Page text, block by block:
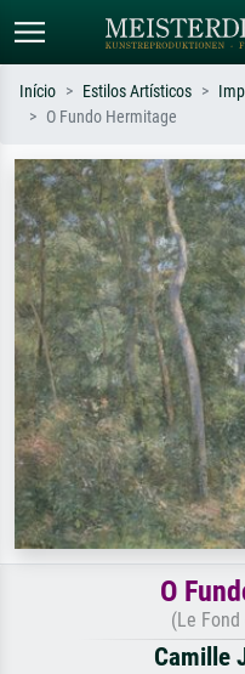
Pesquise por artista, título ou
ex: Monet, Noite Estrelada,
impressionismo, onda de Hokusai,
Início Estilos Artísticos
O Fundo Hermitage
O
(Le
Camille